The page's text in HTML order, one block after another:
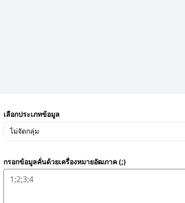
เลือกประเภทข้อมูล
กรอกข้อมูลคั่นด้วยเครื่องหมายอัฒภาค (;)